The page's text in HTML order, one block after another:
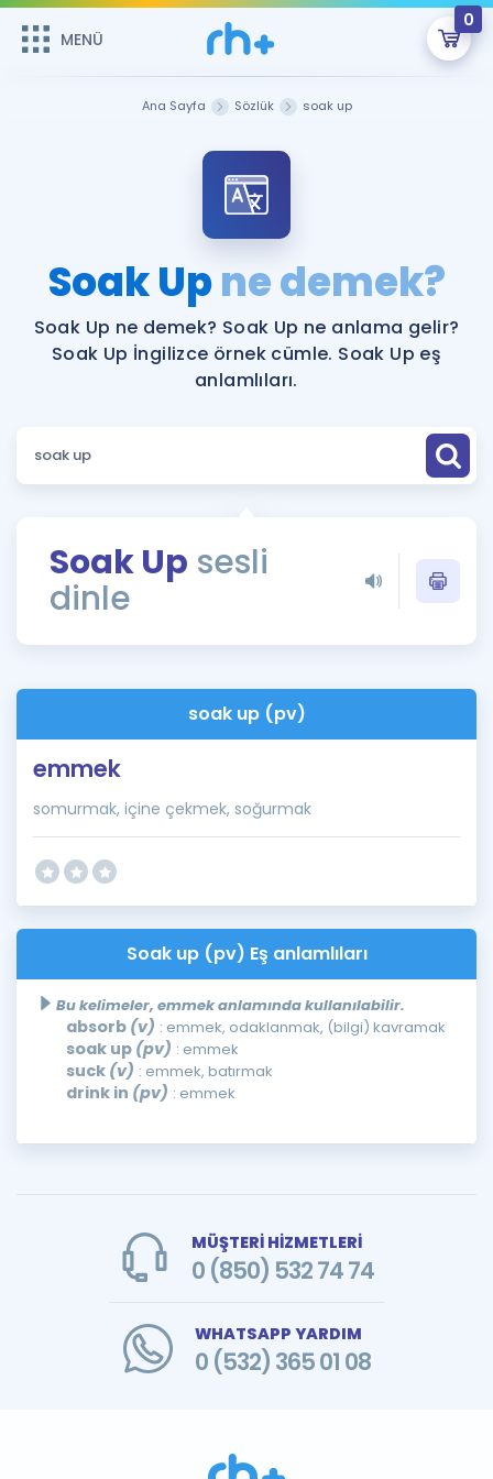
MENÜ
0
Şifremi Hatırlamıyorum
ÜYE DEĞİLİM
Sepetin Şu An Boş.
Remzi Hoca ile seni sınava hazırlayacak onlarca eğitim seni
bekliyor!
MENÜ
Katılımcı Görüşleri
Faydalı Araçlar
Sözlük
Rehberlik Aracı
ÖSYM Sınav Takvimi
İngilizce Gramer
Hakkımızda
Ana Sayfa Sözlük soak up
Soak Upne demek?
Soak Up ne demek? Soak Up ne anlama gelir?
Soak Up İngilizce örnek cümle. Soak Up eş
anlamlıları.
Soak Up sesli
dinle
soak up (pv)
emmek
somurmak, içine çekmek, soğurmak
Soak up (pv) Eş anlamlıları
Bu kelimeler, emmek anlamında kullanılabilir.
absorb (v) : emmek, odaklanmak, (bilgi) kavramak
soak up (pv) : emmek
suck (v) : emmek, batırmak
drink in (pv) : emmek
MÜŞTERİ HİZMETLERİ
0 (850) 532 74 74
WHATSAPP YARDIM
0 (532) 365 01 08